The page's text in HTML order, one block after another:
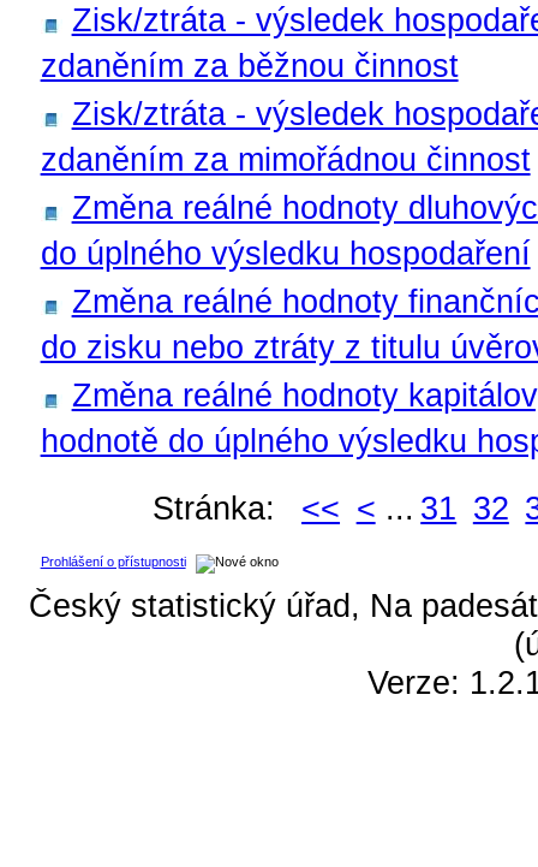
Zisk/ztráta - výsledek
zdaněním za běžnou činnost
Zisk/ztráta - výsledek
zdaněním za mimořádnou činnost
Změna reálné hodnoty
do úplného výsledku hospodaření
Změna reálné hodnoty
do zisku nebo ztráty z titulu
Změna reálné hodnoty
hodnotě do úplného výsledku
Stránka:
<< < ... 31 32
Prohlášení o přístupnosti
Český statistický úřad, Na
Verze: